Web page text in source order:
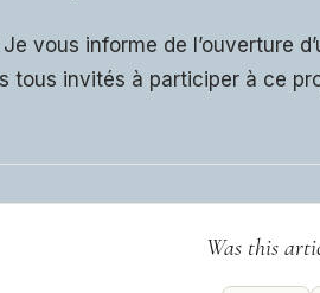
vous informe de l’ouverture
tous invités à participer à ce
Was this